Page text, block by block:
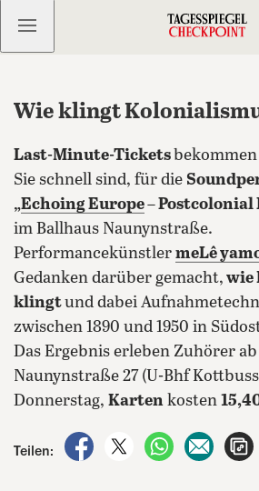
Kostenlos anmelden
Wie klingt
Last-Minute-Tickets
Sie schnell sind, für die
„Echoing Europe–
im Ballhaus Naunynstraße.
Performancekünstler meLê
Gedanken darüber gemacht, wie
klingtund dabei
zwischen 1890 und 1950 in
Das Ergebnis erleben Zuhörer
Naunynstraße 27 (U-Bhf
Donnerstag, Karten kosten
Teilen:
auf Facebook teilen
auf X teilen
per per